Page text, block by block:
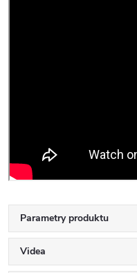
Parametry produktu
Videa